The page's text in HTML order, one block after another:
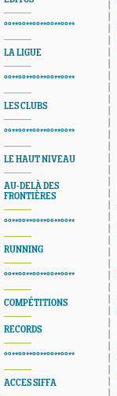
°°**°°**°°**°°**°°**
LA LIGUE
°°**°°**°°**°°**°°**
LES CLUBS
°°**°°**°°**°°**°°**
LE HAUT NIVEAU
AU-DELÀ DES
FRONTIÈRES
°°**°°**°°**°°**°°**
RUNNING
°°**°°**°°**°°**°°**
COMPÉTITIONS
RECORDS
°°**°°**°°**°°**°°**
ACCES SIFFA